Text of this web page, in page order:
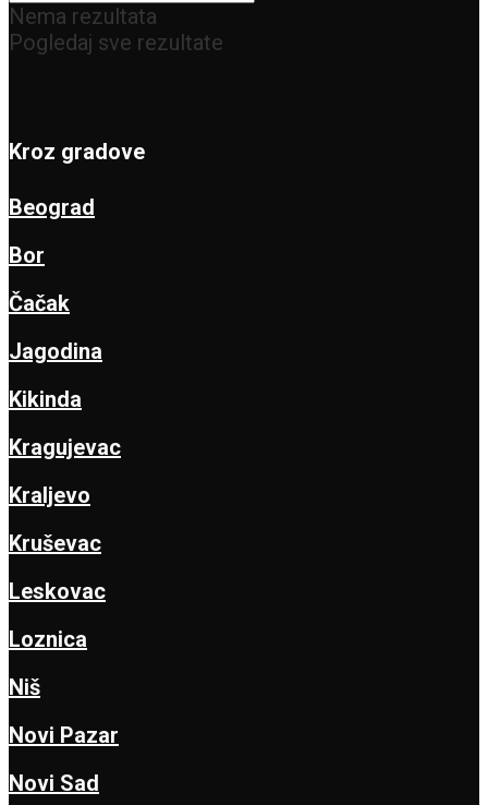
Nema rezultata
Pogledaj sve rezultate
Kroz gradove
Beograd
Bor
Čačak
Jagodina
Kikinda
Kragujevac
Kraljevo
Kruševac
Leskovac
Loznica
Niš
Novi Pazar
Novi Sad